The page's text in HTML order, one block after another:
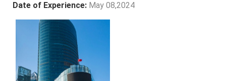
Date of Experience: May 08,2024